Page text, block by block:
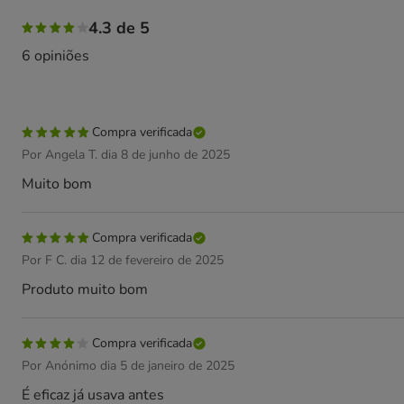
4.3 de 5
6 opiniões
Compra verificada
Por Angela T. dia 8 de junho de 2025
Muito bom
Compra verificada
Por F C. dia 12 de fevereiro de 2025
Produto muito bom
Compra verificada
Por Anónimo dia 5 de janeiro de 2025
É eficaz já usava antes